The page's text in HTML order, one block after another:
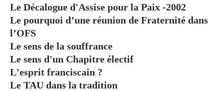
Le Décalogue d'Assise pour la Paix -2002
Le pourquoi d’une réunion de Fraternité dans
l’OFS
Le sens de la souffrance
Le sens d'un Chapitre électif
L'esprit franciscain ?
Le TAU dans la tradition